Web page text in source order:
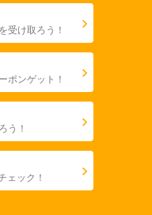
受け取ろう！
ポンゲット！
う！
ェック！